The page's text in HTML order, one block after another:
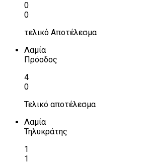
0
0
τελικό Αποτέλεσμα
Λαμία
Πρόοδος
4
0
Τελικό αποτέλεσμα
Λαμία
Τηλυκράτης
1
1